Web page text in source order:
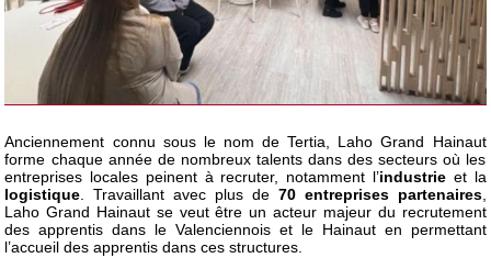
Anciennement connu sous le nom de Tertia, Laho Grand Hainaut
forme chaque année de nombreux talents dans des secteurs où les
entreprises locales peinent à recruter, notamment l’industrie et la
logistique . Travaillant avec plus de 70 entreprises partenaires,
Laho Grand Hainaut se veut être un acteur majeur du recrutement
des apprentis dans le Valenciennois et le Hainaut en permettant
l’accueil des apprentis dans ces structures.